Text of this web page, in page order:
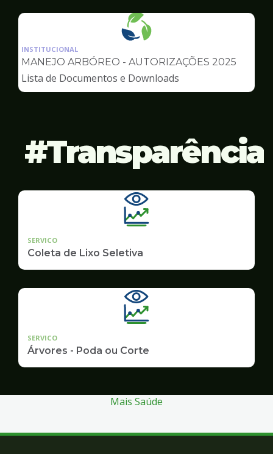
Ilustração
pagina
Meio
INSTITUCIONAL
MANEJO ARBÓREO - AUTORIZAÇÕES 2025
Lista de Documentos e Downloads
Transparência
SERVICO
Coleta de Lixo Seletiva
SERVICO
Árvores - Poda ou Corte
Mais Saúde